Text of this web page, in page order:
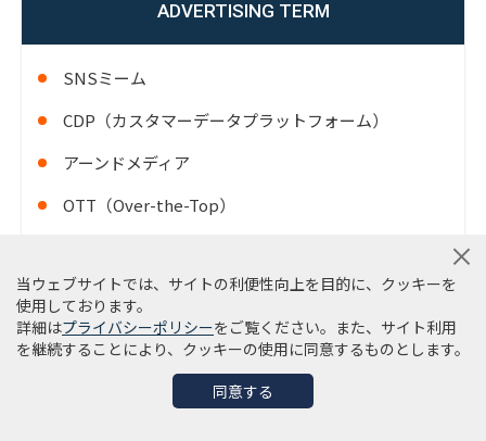
ADVERTISING TERM
SNSミーム
CDP（カスタマーデータプラットフォーム）
アーンドメディア
OTT（Over-the-Top）
アクイジション
OMO
MA（マーケティングオートメーション）
AI（人工知能）
当ウェブサイトでは、サイトの利便性向上を目的に、クッキーを
使用しております。
詳細はプライバシーポリシーをご覧ください。また、サイト利用
を継続することにより、クッキーの使用に同意するものとします。
同意する